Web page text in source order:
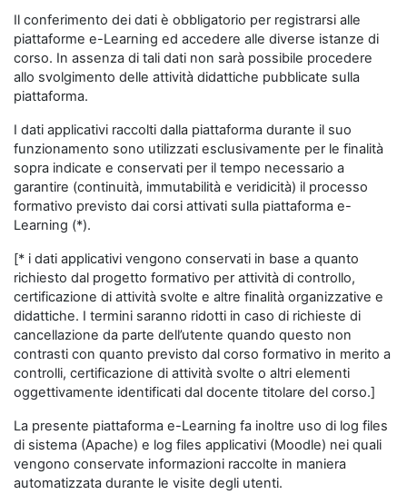
Il conferimento dei dati è obbligatorio per registrarsi alle
piattaforme e-Learning ed accedere alle diverse istanze di
corso. In assenza di tali dati non sarà possibile procedere
allo svolgimento delle attività didattiche pubblicate sulla
piattaforma.
I dati applicativi raccolti dalla piattaforma durante il suo
funzionamento sono utilizzati esclusivamente per le finalità
sopra indicate e conservati per il tempo necessario a
garantire (continuità, immutabilità e veridicità) il processo
formativo previsto dai corsi attivati sulla piattaforma e-
Learning (*).
[* i dati applicativi vengono conservati in base a quanto
richiesto dal progetto formativo per attività di controllo,
certificazione di attività svolte e altre finalità organizzative e
didattiche. I termini saranno ridotti in caso di richieste di
cancellazione da parte dell’utente quando questo non
contrasti con quanto previsto dal corso formativo in merito a
controlli, certificazione di attività svolte o altri elementi
oggettivamente identificati dal docente titolare del corso.]
La presente piattaforma e-Learning fa inoltre uso di log files
di sistema (Apache) e log files applicativi (Moodle) nei quali
vengono conservate informazioni raccolte in maniera
automatizzata durante le visite degli utenti.